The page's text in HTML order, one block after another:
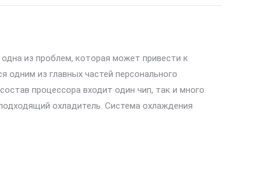
из проблем, которая может привести к
из главных частей персонального
процессора входит один чип, так и много
охладитель. Система охлаждения